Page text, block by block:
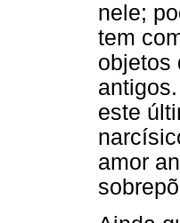
nele;
tem
objetos
este
amor